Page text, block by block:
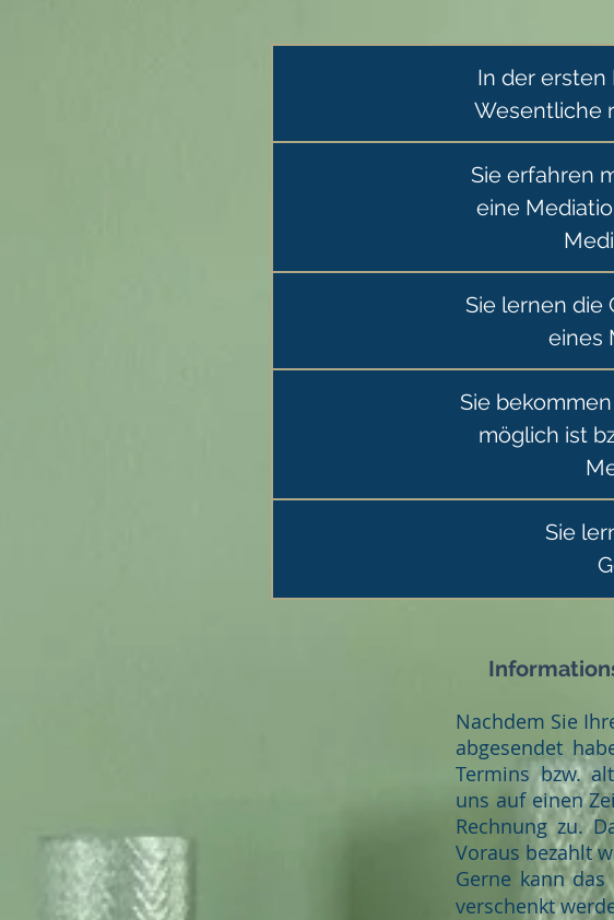
In der ersten
Wesentliche
Sie erfahren
eine
Sie lernen die
eines
Sie
möglich ist
Sie
Nachdem Sie
abgesendet
Termins bzw.
uns auf einen
Rechnung zu.
Voraus bezahlt
Gerne kann
verschenkt